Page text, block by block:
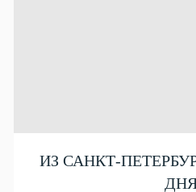
ИЗ САНКТ-